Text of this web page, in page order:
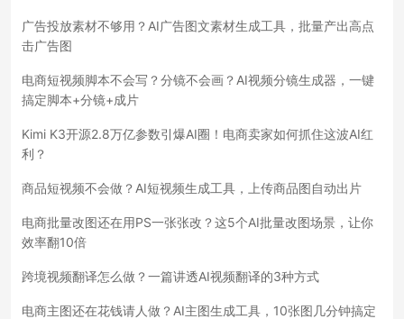
广告投放素材不够用？AI广告图文素材生成工具，批量产出高点
击广告图
电商短视频脚本不会写？分镜不会画？AI视频分镜生成器，一键
搞定脚本+分镜+成片
Kimi K3开源2.8万亿参数引爆AI圈！电商卖家如何抓住这波AI红
利？
商品短视频不会做？AI短视频生成工具，上传商品图自动出片
电商批量改图还在用PS一张张改？这5个AI批量改图场景，让你
效率翻10倍
跨境视频翻译怎么做？一篇讲透AI视频翻译的3种方式
电商主图还在花钱请人做？AI主图生成工具，10张图几分钟搞定